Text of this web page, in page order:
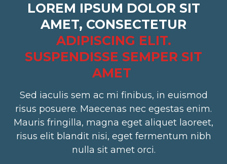
LOREM IPSUM DOLOR SIT
AMET, CONSECTETUR
ADIPISCING ELIT.
SUSPENDISSE SEMPER SIT
AMET
Sed iaculis sem ac mi finibus, in euismod
risus posuere. Maecenas nec egestas enim.
Mauris fringilla, magna eget aliquet laoreet,
risus elit blandit nisi, eget fermentum nibh
nulla sit amet orci.